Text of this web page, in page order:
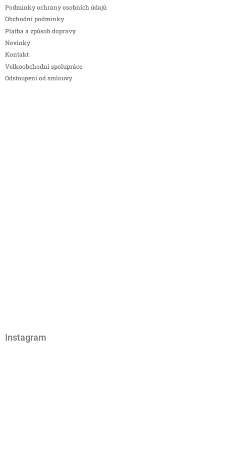
Podmínky ochrany osobních údajů
Obchodní podmínky
Platba a způsob dopravy
Novinky
Kontakt
Velkoobchodní spolupráce
Odstoupení od smlouvy
Instagram